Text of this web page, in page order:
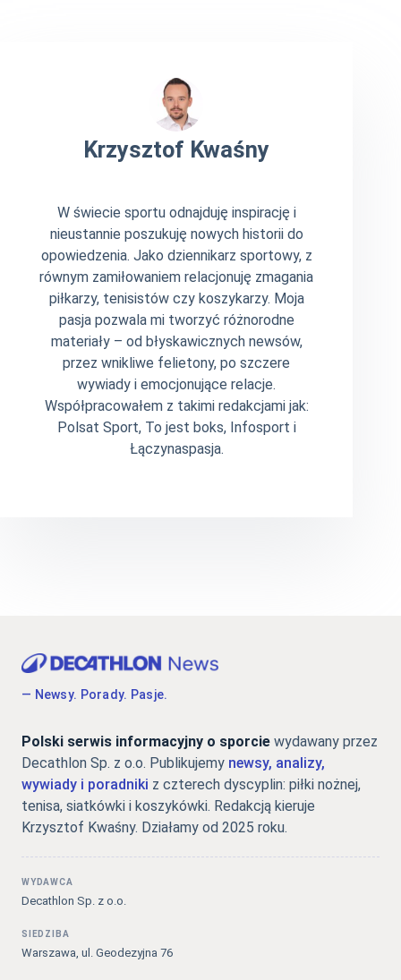
Krzysztof Kwaśny
W świecie sportu odnajduję inspirację i
nieustannie poszukuję nowych historii do
opowiedzenia. Jako dziennikarz sportowy, z
równym zamiłowaniem relacjonuję zmagania
piłkarzy, tenisistów czy koszykarzy. Moja
pasja pozwala mi tworzyć różnorodne
materiały – od błyskawicznych newsów,
przez wnikliwe felietony, po szczere
wywiady i emocjonujące relacje.
Współpracowałem z takimi redakcjami jak:
Polsat Sport, To jest boks, Infosport i
Łączynaspasja.
— Newsy. Porady. Pasje.
Polski serwis informacyjny o sporcie wydawany przez
Decathlon Sp. z o.o. Publikujemy newsy, analizy,
wywiady i poradniki z czterech dyscyplin: piłki nożnej,
tenisa, siatkówki i koszykówki. Redakcją kieruje
Krzysztof Kwaśny. Działamy od 2025 roku.
WYDAWCA
Decathlon Sp. z o.o.
SIEDZIBA
Warszawa, ul. Geodezyjna 76